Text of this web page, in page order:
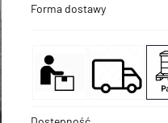
Forma dostawy